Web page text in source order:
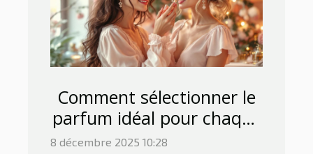
Comment sélectionner le
parfum idéal pour chaque
occasion ?
8 décembre 2025 10:28